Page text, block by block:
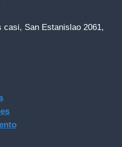
casi, San Estanislao 2061,